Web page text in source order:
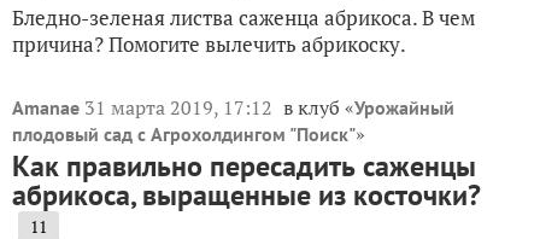
Бледно-зеленая листва саженца абрикоса. В чем
причина? Помогите вылечить абрикоску.
Amanae 31 марта 2019, 17:12 в клуб «Урожайный
плодовый сад с Агрохолдингом "Поиск"»
Как правильно пересадить саженцы
абрикоса, выращенные из косточки?
11